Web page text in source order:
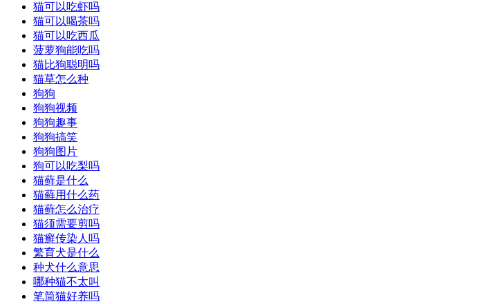
猫可以吃虾吗
猫可以喝茶吗
猫可以吃西瓜
菠萝狗能吃吗
猫比狗聪明吗
猫草怎么种
狗狗
狗狗视频
狗狗趣事
狗狗搞笑
狗狗图片
狗可以吃梨吗
猫藓是什么
猫藓用什么药
猫藓怎么治疗
猫须需要剪吗
猫癣传染人吗
繁育犬是什么
种犬什么意思
哪种猫不太叫
笔筒猫好养吗